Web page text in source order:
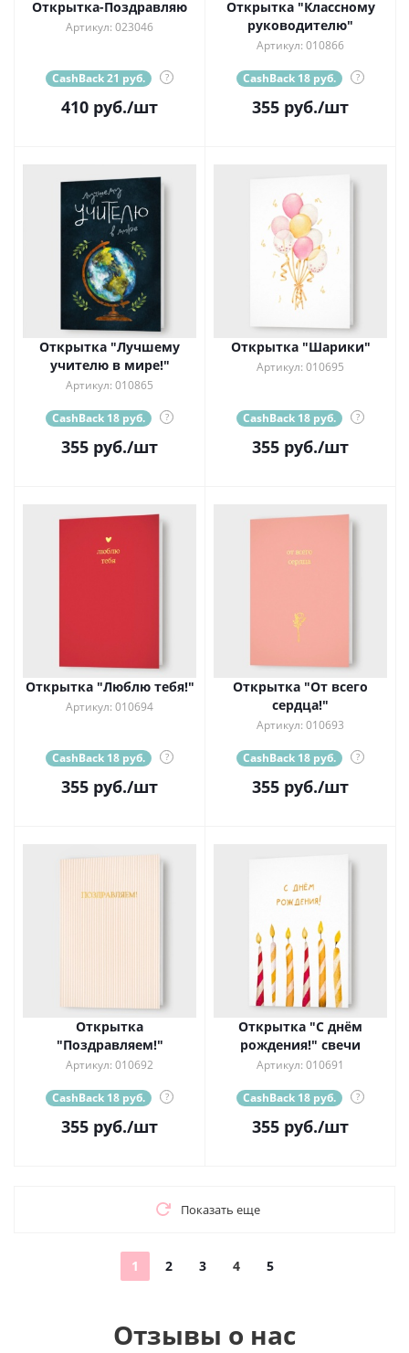
Открытка-Поздравляю
Артикул: 023046
CashBack 21 руб. ?
410 руб./шт
Открытка "Классному
руководителю"
Артикул: 010866
CashBack 18 руб. ?
355 руб./шт
Открытка "Лучшему
учителю в мире!"
Артикул: 010865
CashBack 18 руб. ?
355 руб./шт
Открытка "Шарики"
Артикул: 010695
CashBack 18 руб. ?
355 руб./шт
Открытка "Люблю тебя!"
Артикул: 010694
CashBack 18 руб. ?
355 руб./шт
Открытка "От всего
сердца!"
Артикул: 010693
CashBack 18 руб. ?
355 руб./шт
Открытка
"Поздравляем!"
Артикул: 010692
CashBack 18 руб. ?
355 руб./шт
Открытка "С днём
рождения!" свечи
Артикул: 010691
CashBack 18 руб. ?
355 руб./шт
Показать еще
1 2 3 4 5
Отзывы о нас